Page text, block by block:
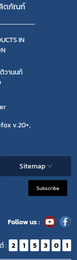
ลิตภัณฑ์
IN
วานนท์
v.20+,
Sitemap
Subscribe
Follow us :
: 2 1 5 3 0 1